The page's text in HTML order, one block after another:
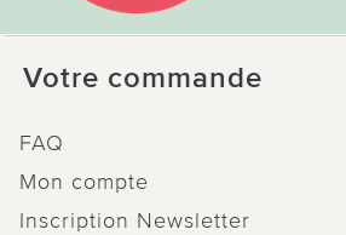
Votre commande
FAQ
Mon compte
Inscription Newsletter